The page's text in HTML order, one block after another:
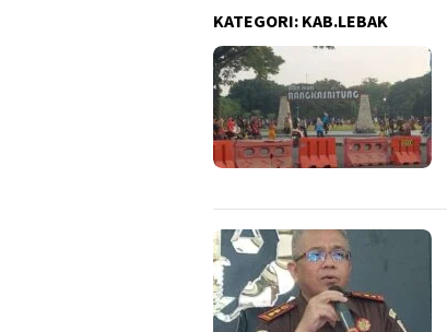
KATEGORI: KAB.LEBAK